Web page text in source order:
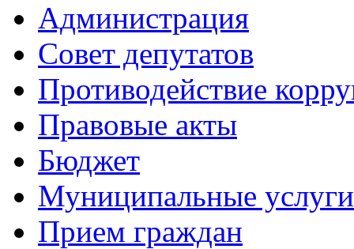
Администрация
Совет депутатов
Противодействие
Правовые акты
Бюджет
Муниципальные услуги
Прием граждан